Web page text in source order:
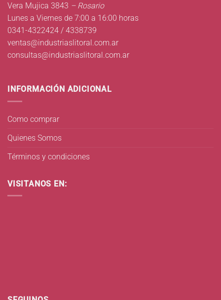
Vera Mujica 3843 – Rosario
Lunes a Viernes de 7:00 a 16:00 horas
0341-4322424 / 4338739
ventas@industriaslitoral.com.ar
consultas@industriaslitoral.com.ar
INFORMACIÓN ADICIONAL
Como comprar
Quienes Somos
Términos y condiciones
VISITANOS EN: